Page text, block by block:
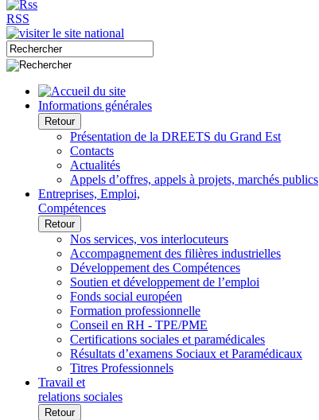
RSS
Informations générales
Retour
Présentation de la DREETS du Grand Est
Contacts
Actualités
Appels d’offres, appels à projets, marchés publics
Entreprises, Emploi,
Compétences
Retour
Nos services, vos interlocuteurs
Accompagnement des filières industrielles
Développement des Compétences
Soutien et développement de l’emploi
Fonds social européen
Formation professionnelle
Conseil en RH - TPE/PME
Certifications sociales et paramédicales
Résultats d’examens Sociaux et Paramédicaux
Titres Professionnels
Travail et
relations sociales
Retour